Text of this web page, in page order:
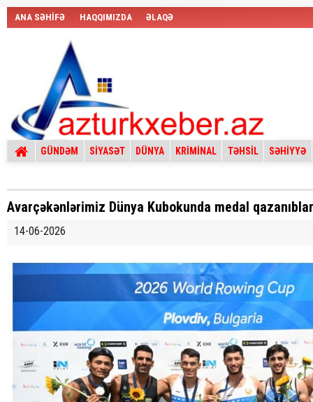
ANA SƏHİFƏ HAQQIMIZDA ƏLAQƏ
GÜNDƏM SİYASƏT DÜNYA KRİMİNAL TƏHSİL SƏHİYYƏ
Avarçəkənlərimiz Dünya Kubokunda medal qazanıblar
14-06-2026